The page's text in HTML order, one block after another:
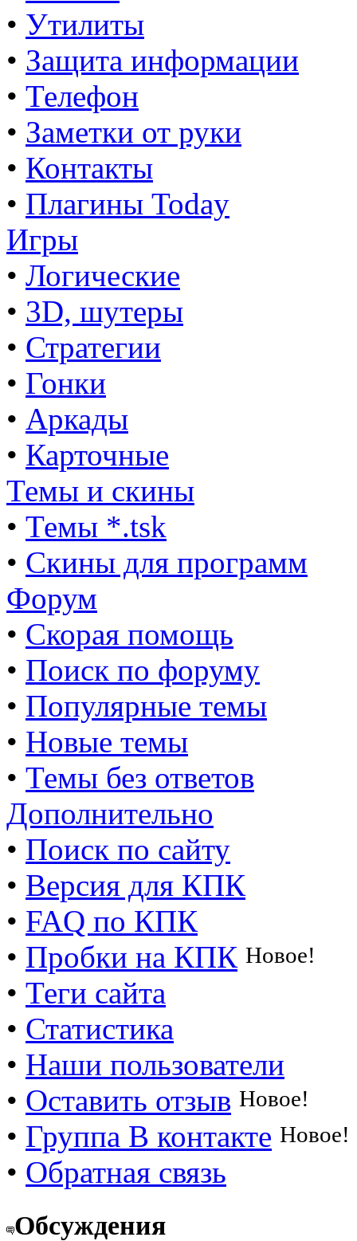
• Утилиты
• Защита информации
• Телефон
• Заметки от руки
• Контакты
• Плагины Today
Игры
• Логические
• 3D, шутеры
• Стратегии
• Гонки
• Аркады
• Карточные
Темы и скины
• Темы *.tsk
• Скины для программ
Форум
• Скорая помощь
• Поиск по форуму
• Популярные темы
• Новые темы
• Темы без ответов
Дополнительно
• Поиск по сайту
• Версия для КПК
• FAQ по КПК
• Пробки на КПК Новое!
• Теги сайта
• Статистика
• Наши пользователи
• Оставить отзыв Новое!
• Группа В контакте Новое!
• Обратная связь
Обсуждения